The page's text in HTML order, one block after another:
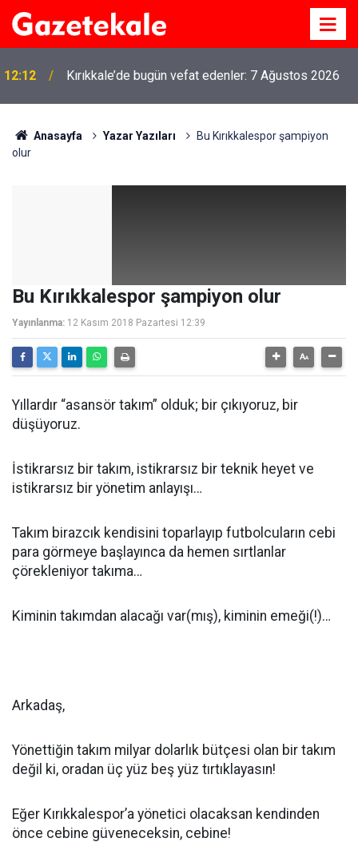
12:12 Kırıkkale’de bugün vefat edenler: 7 Ağustos 2026
Anasayfa Yazar Yazıları
Bu Kırıkkalespor şampiyon
olur
Bu Kırıkkalespor şampiyon olur
Yayınlanma: 12 Kasım 2018 Pazartesi 12:39
Yıllardır “asansör takım” olduk; bir çıkıyoruz, bir
düşüyoruz.
İstikrarsız bir takım, istikrarsız bir teknik heyet ve
istikrarsız bir yönetim anlayışı…
Takım birazcık kendisini toparlayıp futbolcuların cebi
para görmeye başlayınca da hemen sırtlanlar
çörekleniyor takıma…
Kiminin takımdan alacağı var(mış), kiminin emeği(!)…
Arkadaş,
Yönettiğin takım milyar dolarlık bütçesi olan bir takım
değil ki, oradan üç yüz beş yüz tırtıklayasın!
Eğer Kırıkkalespor’a yönetici olacaksan kendinden
önce cebine güveneceksin, cebine!